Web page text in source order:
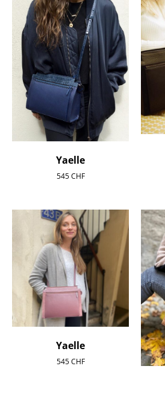
Yaelle
545CHF
Yaelle
545CHF